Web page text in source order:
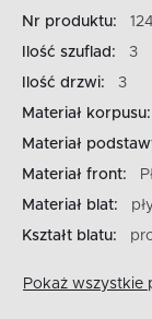
Nr produktu:
Ilość szuflad:
3
Ilość drzwi:
3
Materiał korpusu:
Materiał
Materiał front:
Materiał blat:
Kształt blatu:
Pokaż wszystkie